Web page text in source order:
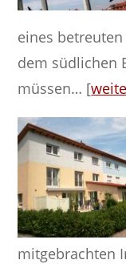
eines
dem südlichen
müssen… [
mitgebrachten